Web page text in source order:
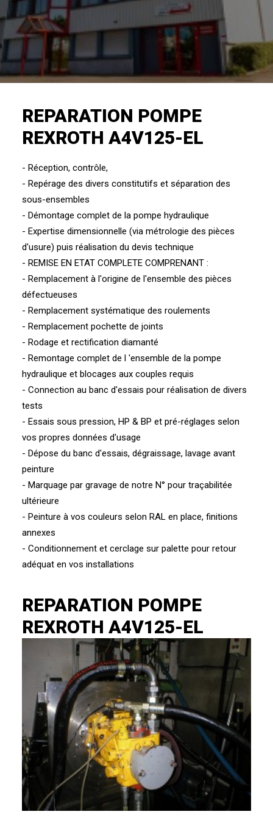
REPARATION POMPE
REXROTH A4V125-EL
- Réception, contrôle,
- Repérage des divers constitutifs et séparation des
sous-ensembles
- Démontage complet de la pompe hydraulique
- Expertise dimensionnelle (via métrologie des pièces
d'usure) puis réalisation du devis technique
- REMISE EN ETAT COMPLETE COMPRENANT :
- Remplacement à l'origine de l'ensemble des pièces
défectueuses
- Remplacement systématique des roulements
- Remplacement pochette de joints
- Rodage et rectification diamanté
- Remontage complet de l 'ensemble de la pompe
hydraulique et blocages aux couples requis
- Connection au banc d'essais pour réalisation de divers
tests
- Essais sous pression, HP & BP et pré-réglages selon
vos propres données d'usage
- Dépose du banc d'essais, dégraissage, lavage avant
peinture
- Marquage par gravage de notre N° pour traçabilitée
ultérieure
- Peinture à vos couleurs selon RAL en place, finitions
annexes
- Conditionnement et cerclage sur palette pour retour
adéquat en vos installations
REPARATION POMPE
REXROTH A4V125-EL